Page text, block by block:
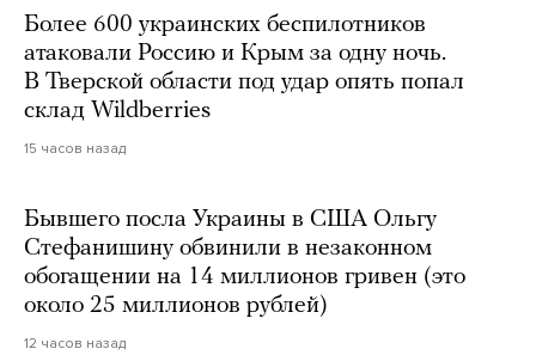
Более 600 украинских беспилотников
атаковали Россию и Крым за одну ночь.
В Тверской области под удар опять попал
склад Wildberries
15 часов назад
Бывшего посла Украины в США Ольгу
Стефанишину обвинили в незаконном
обогащении на 14 миллионов гривен (это
около 25 миллионов рублей)
12 часов назад